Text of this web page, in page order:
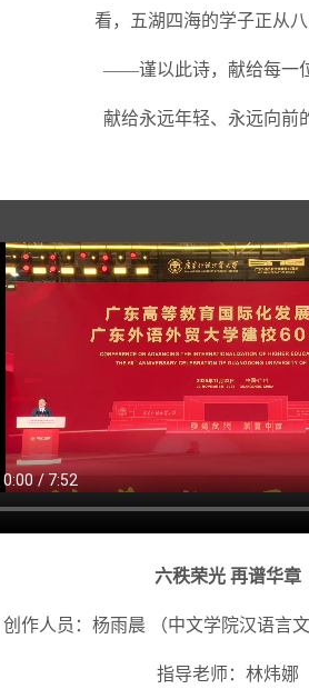
看，五湖四海的学子正从
——谨以此诗，献给每一
献给永远年轻、永远向前
六秩荣光 再谱华章
创作人员：杨雨晨 （中文学院汉语言
指导老师：林炜娜